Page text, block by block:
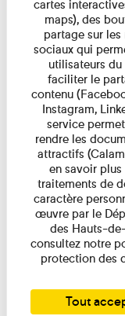
cartes
maps), des
partage sur les
sociaux qui
utilisateurs du
faciliter le
contenu
Instagram,
service
rendre les
attractifs
en savoir plus
traitements de
caractère
œuvre par le
des Hauts-
consultez notre
protection des
Tout